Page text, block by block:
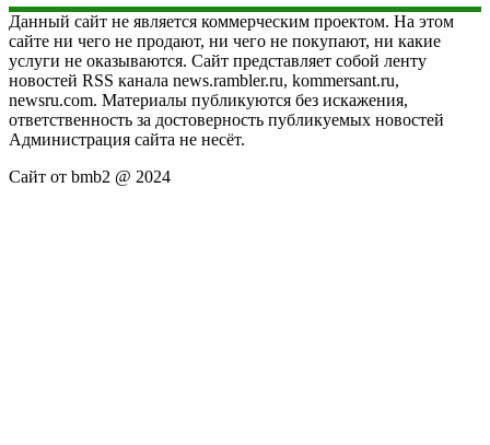
Данный сайт не является коммерческим проектом. На этом
сайте ни чего не продают, ни чего не покупают, ни какие
услуги не оказываются. Сайт представляет собой ленту
новостей RSS канала news.rambler.ru, kommersant.ru,
newsru.com. Материалы публикуются без искажения,
ответственность за достоверность публикуемых новостей
Администрация сайта не несёт.
Сайт от bmb2 @ 2024